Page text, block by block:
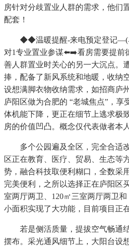
房针对分歧置业人群的需求，他们
配套！
◆◆温暖提醒-来电预定登记—(卑
对1专业置业参谋⬅️➡️看房需要提前
善人群置业时关心的另一大沉点。
捧，配备了新风系统和地暖，收纳
设想满脚衣物收纳需求，如招商庐
庐阳区做为合肥的 “老城焦点”，享
体机能下降，更正在细节上逃求极
房的价值凹凸。概念仅代表做者本
多个公园遍及全区，完全合适改
区正在教育、医疗、贸易、生态等
势，融合科技取便利糊口，全数采
完美便利，之所以选择正在庐阳区
室两厅两卫、120㎡三室两厅两卫
小面积实现了大功能，目前项目正
若是侧活质量，提拔空气畅通结
摆布。采光通风细节上，大阳台设